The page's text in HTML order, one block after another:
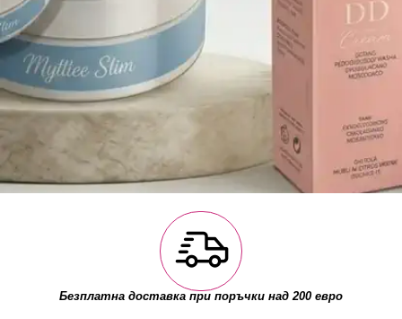
Безплатна доставка при поръчки над 200 евро